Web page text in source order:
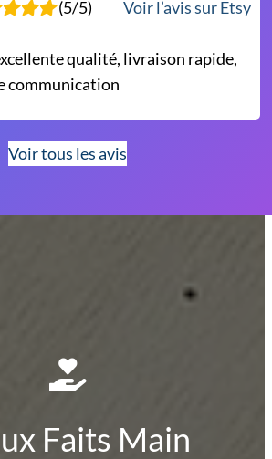
(5/5)
Voir l’avis sur Etsy
qualité, livraison rapide,
communication
Voir tous les avis
Faits Main